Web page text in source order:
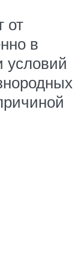
от
в
условий